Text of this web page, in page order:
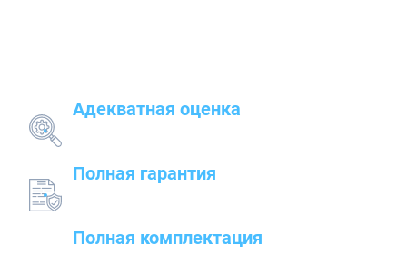
Адекватная оценка
Полная гарантия
Полная комплектация